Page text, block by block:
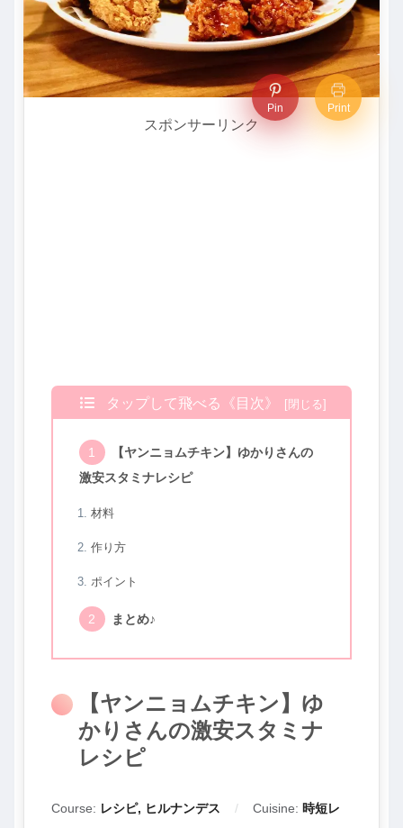
Pin Print
スポンサーリンク
タップして飛べる《目次》
【ヤンニョムチキン】ゆかりさんの
激安スタミナレシピ
材料
作り方
ポイント
まとめ♪
【ヤンニョムチキン】ゆ
かりさんの激安スタミナ
レシピ
Course: レシピ, ヒルナンデス Cuisine: 時短レ